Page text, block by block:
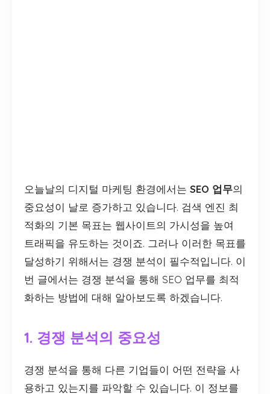
오늘날의 디지털 마케팅 환경에서는 SEO 업무의
중요성이 날로 증가하고 있습니다. 검색 엔진 최
적화의 기본 목표는 웹사이트의 가시성을 높여
트래픽을 유도하는 것이죠. 그러나 이러한 목표를
달성하기 위해서는 경쟁 분석이 필수적입니다. 이
번 글에서는 경쟁 분석을 통해 SEO 업무를 최적
화하는 방법에 대해 알아보도록 하겠습니다.
1. 경쟁 분석의 중요성
경쟁 분석을 통해 다른 기업들이 어떤 전략을 사
용하고 있는지를 파악할 수 있습니다. 이 정보를